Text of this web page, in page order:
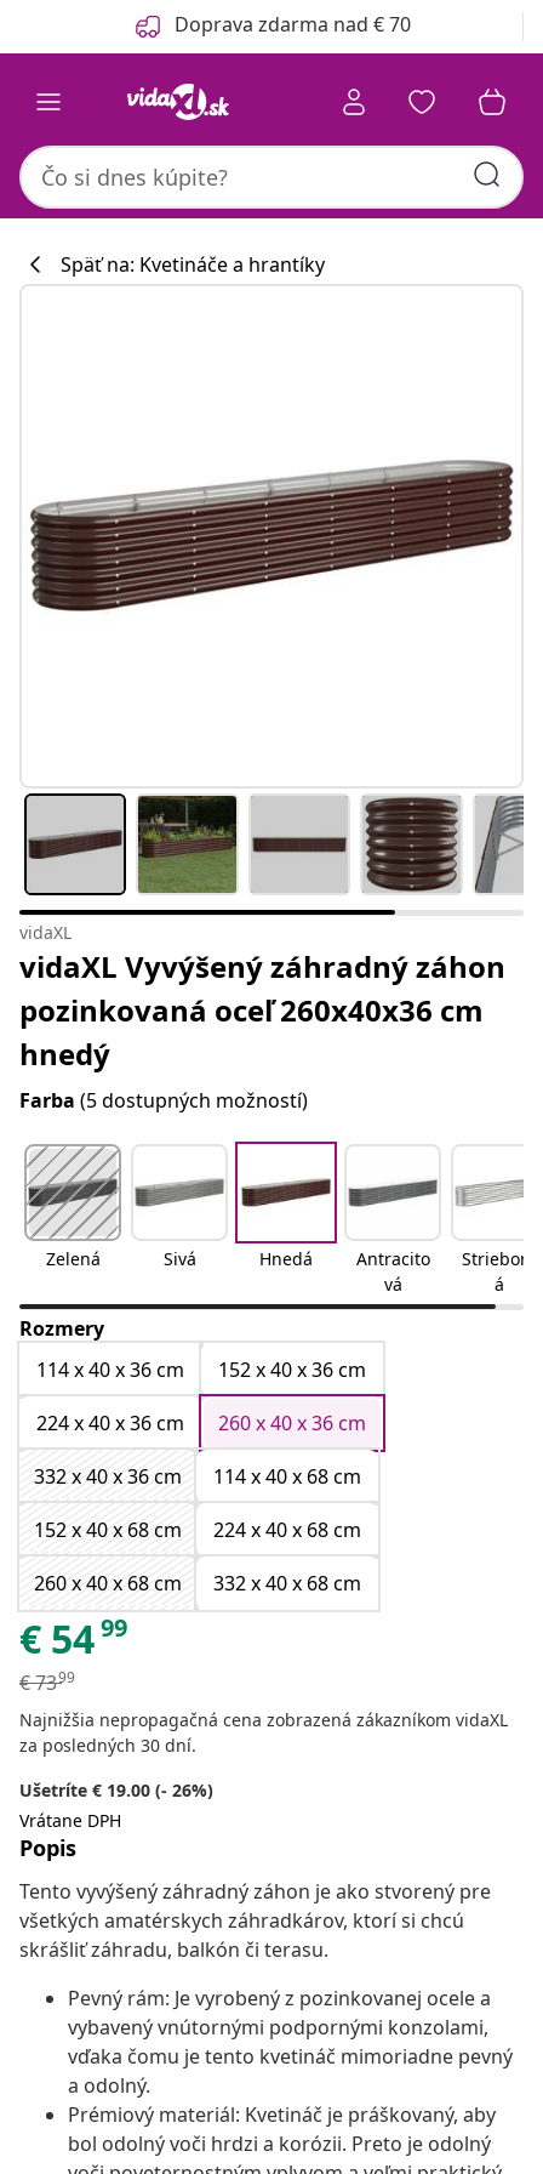
Predchádzajúce Doprava zdarma nad € 70
Späť na: Kvetináče a hrantíky
vidaXL
vidaXL Vyvýšený záhradný záhon
pozinkovaná oceľ 260x40x36 cm
hnedý
Farba (5 dostupných možností)
Zelená Sivá Hnedá
Antracito
vá
Strieborn
á
Rozmery
114 x 40 x 36 cm
152 x 40 x 36 cm
224 x 40 x 36 cm
260 x 40 x 36 cm
332 x 40 x 36 cm
114 x 40 x 68 cm
152 x 40 x 68 cm
224 x 40 x 68 cm
260 x 40 x 68 cm
332 x 40 x 68 cm
€ 5499
€7399
Najnižšia nepropagačná cena zobrazená zákazníkom vidaXL
za posledných 30 dní.
Ušetríte € 19.00 (- 26%)
Vrátane DPH
Popis
Tento vyvýšený záhradný záhon je ako stvorený pre
všetkých amatérskych záhradkárov, ktorí si chcú
skrášliť záhradu, balkón či terasu.
Pevný rám: Je vyrobený z pozinkovanej ocele a
vybavený vnútornými podpornými konzolami,
vďaka čomu je tento kvetináč mimoriadne pevný
a odolný.
Prémiový materiál: Kvetináč je práškovaný, aby
bol odolný voči hrdzi a korózii. Preto je odolný